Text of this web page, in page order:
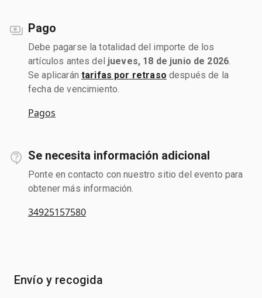
Pago
Debe pagarse la totalidad del importe de los
artículos antes del jueves, 18 de junio de 2026
Se aplicarán tarifas por retraso después de la
fecha de vencimiento.
Pagos
Se necesita información adicional
Ponte en contacto con nuestro sitio del evento para
obtener más información.
34925157580
Envío y recogida